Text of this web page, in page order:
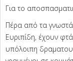
Για το
Πέρα από τα
Ευριπίδη, έχουν
υπόλοιπη